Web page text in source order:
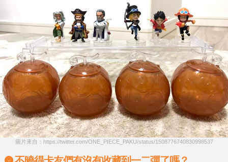
圖片來自：https://twitter.com/ONE_PIECE_PAKU/status/1508776740830998537